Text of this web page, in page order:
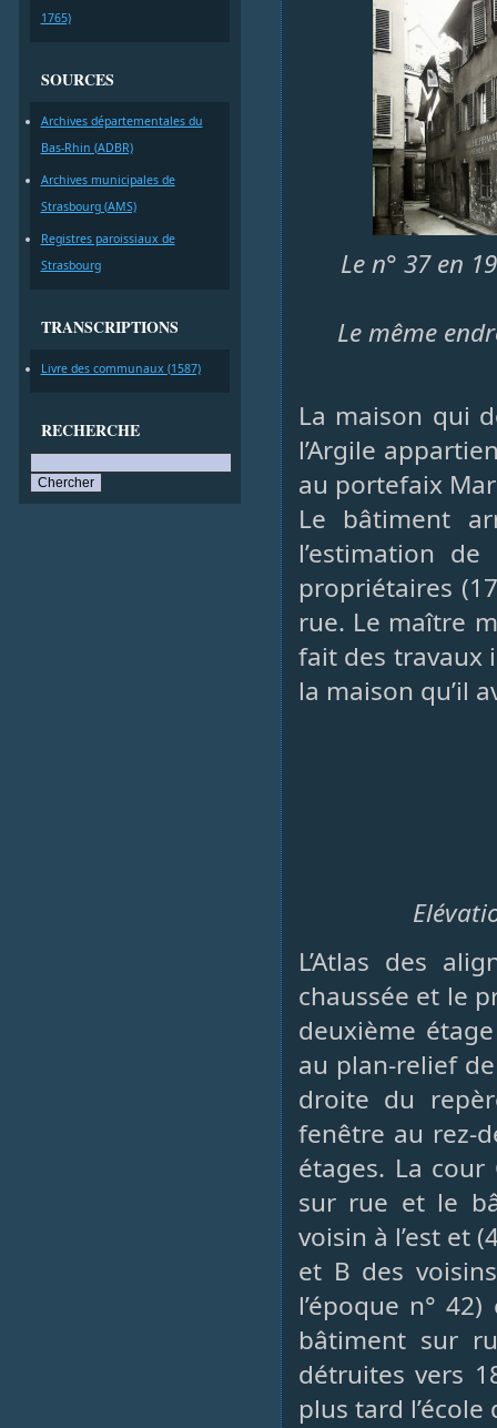
1765)
SOURCES
Archives départementales du
Bas-Rhin (ADBR)
Archives municipales de
Strasbourg (AMS)
Registres paroissiaux de
Strasbourg
TRANSCRIPTIONS
Livre des communaux (1587)
RECHERCHE
Le n° 37 en
Le même
La maison qui
l’Argile
au portefaix
Le bâtiment
l’estimation
propriétaires
rue. Le maître
fait des travaux
la maison qu’il
L’Atlas des
chaussée et le
deuxième
au plan-relief
droite du
fenêtre au rez-
étages. La
sur rue et le
voisin à l’est et
et B des
l’époque n°
bâtiment sur
détruites vers
plus tard l’école